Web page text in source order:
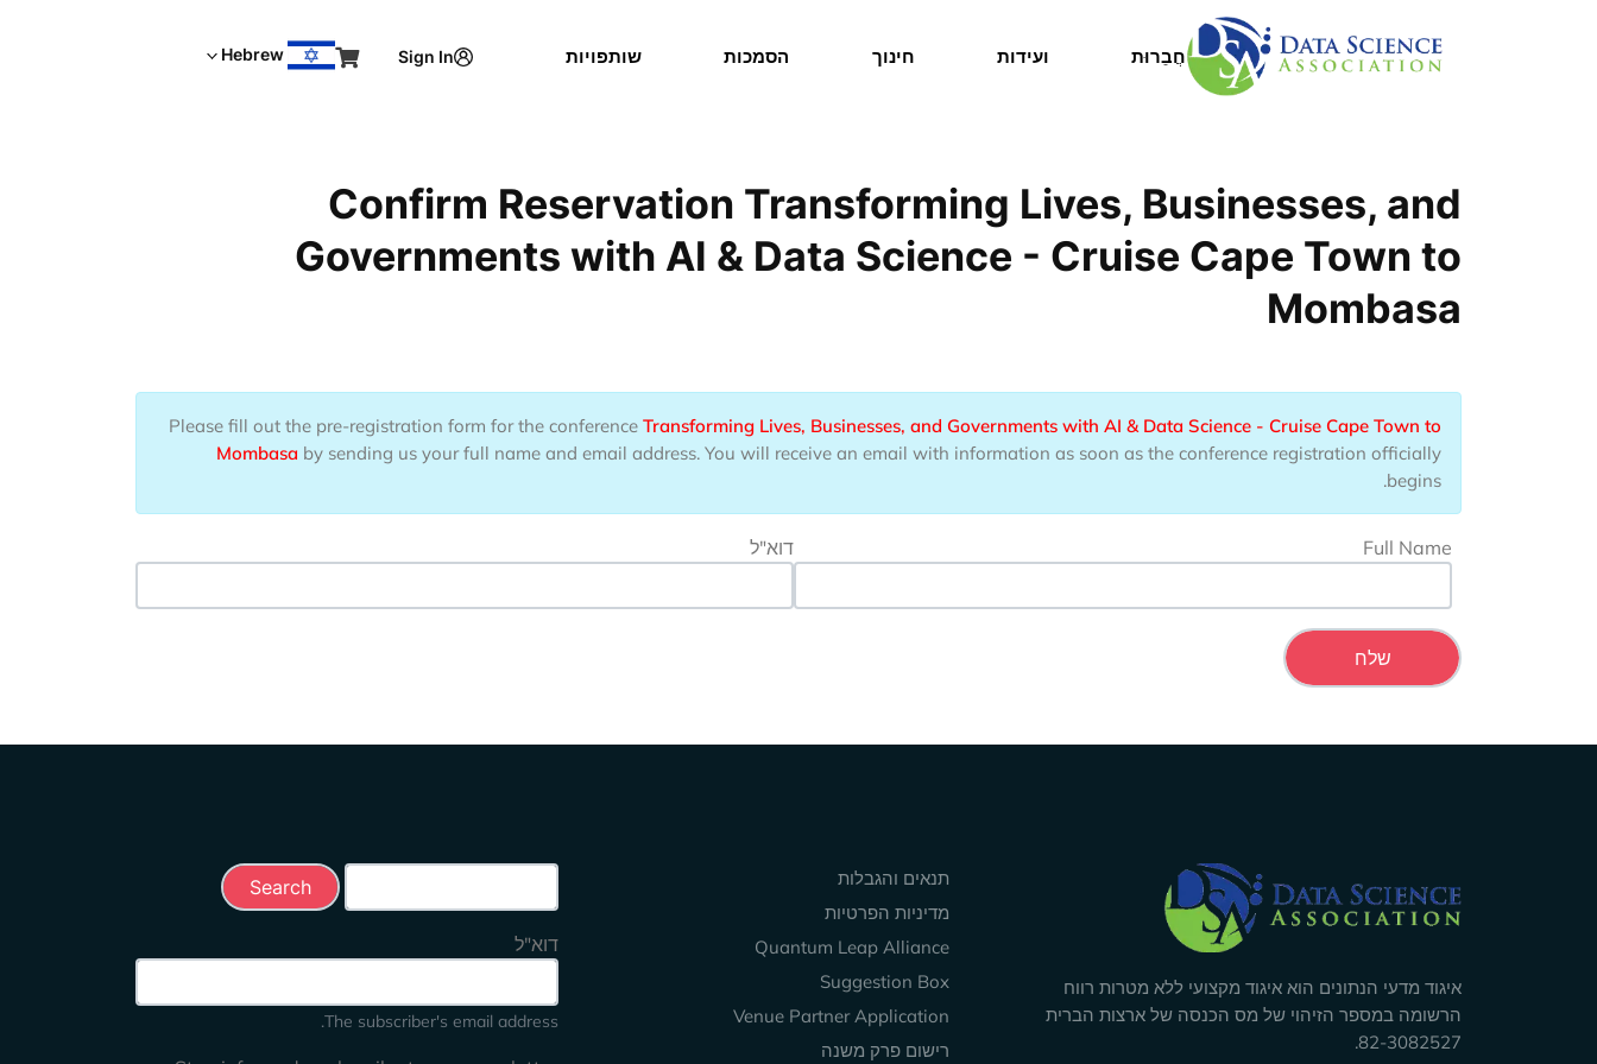
חֲבֵרוּת ועידות חינוך הסמכות שותפויות Sign In
Confirm Reservation Transforming Lives, Businesses, and
Governments with AI & Data Science - Cruise Cape Town to
Mombasa
Please fill out the pre-registration form for the conference Transforming Lives, Businesses, and Governments with AI & Data Science - Cruise Cape Town to
Mombasa by sending us your full name and email address. You will receive an email with information as soon as the conference registration officially
begins.
Full Name דוא"ל
Company Info
איגוד מדעי הנתונים הוא איגוד מקצועי ללא מטרות רווח
הרשומה במספר הזיהוי של מס הכנסה של ארצות הברית
82-3082527.
Keep Exploring
תנאים והגבלות
מדיניות הפרטיות
Quantum Leap Alliance
Suggestion Box
Venue Partner Application
רישום פרק משנה
דוא"ל
The subscriber's email address.